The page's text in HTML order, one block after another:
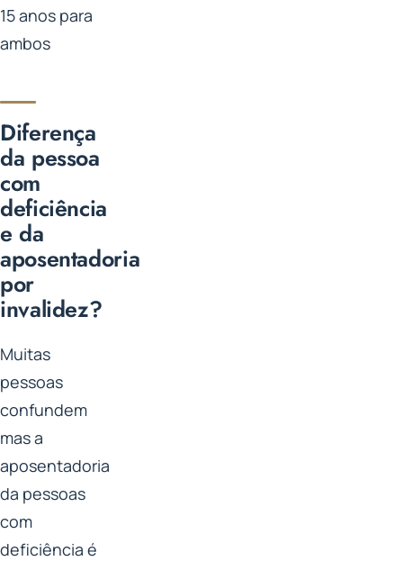
15 anos para
ambos
Diferença
da pessoa
com
deficiência
e da
aposentadoria
por
invalidez?
Muitas
pessoas
confundem
mas a
aposentadoria
da pessoas
com
deficiência é